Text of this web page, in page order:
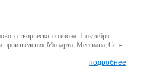
творческого сезона. 1 октября
произведения Моцарта, Мессиана, Сен-
подробнее